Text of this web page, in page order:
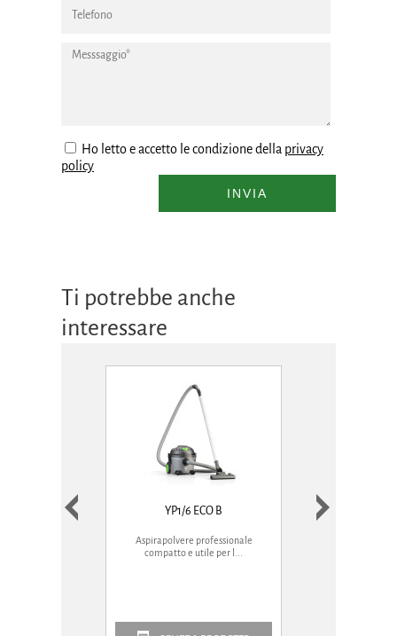
Ho letto e accetto le condizione della privacy
policy
INVIA
Ti potrebbe anche
interessare
YP1/6 ECO B
Aspirapolvere professionale
compatto e utile per l...